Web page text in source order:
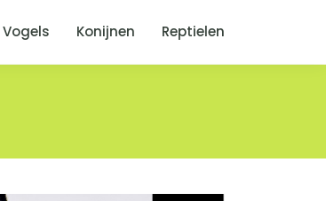
Vogels Konijnen Reptielen